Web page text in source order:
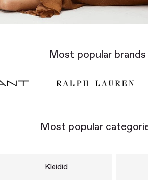
Most popular
Most popular
Kleidid